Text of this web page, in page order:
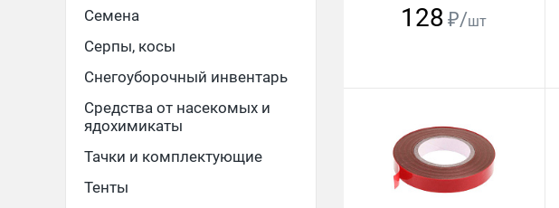
Семена
Серпы, косы
Снегоуборочный инвентарь
Средства от насекомых и
ядохимикаты
Тачки и комплектующие
Тенты
128 ₽/шт